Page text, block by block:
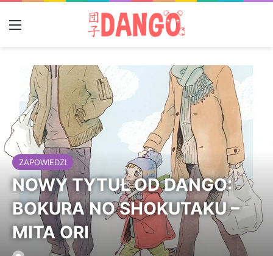
ZAPOWIEDZI
NOWY TYTUŁ OD DANGO:
BOKURA NO SHOKUTAKU –
MITA ORI